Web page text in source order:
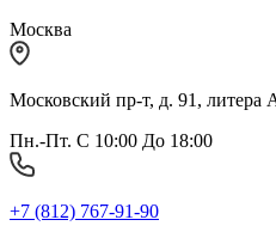
Москва
Московский пр-т, д. 91, литера
Пн.-Пт. С 10:00 До 18:00
+7 (812) 767-91-90